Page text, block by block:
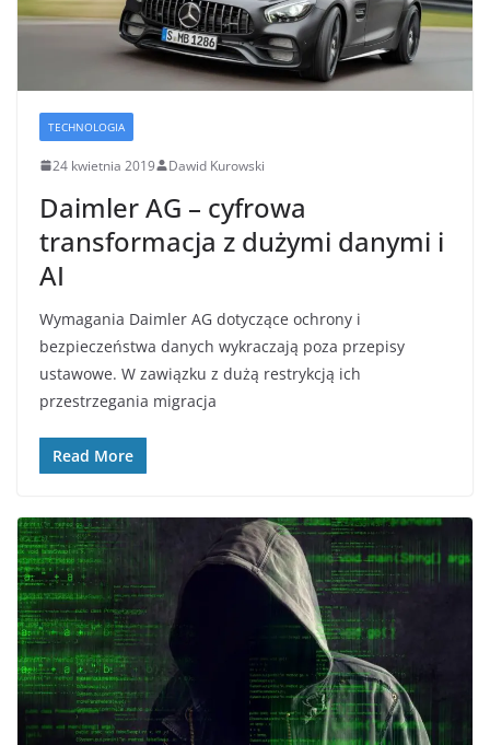
TECHNOLOGIA
24 kwietnia 2019 Dawid Kurowski
Daimler AG – cyfrowa
transformacja z dużymi danymi i
AI
Wymagania Daimler AG dotyczące ochrony i
bezpieczeństwa danych wykraczają poza przepisy
ustawowe. W zawiązku z dużą restrykcją ich
przestrzegania migracja
Read More